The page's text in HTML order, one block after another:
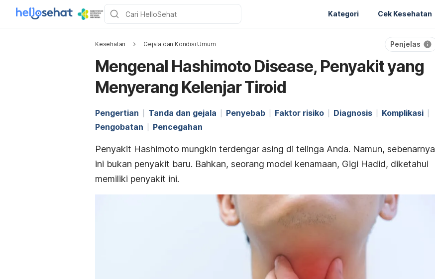
Kategori Cek Kesehatan
Kesehatan Gejala dan Kondisi Umum Penjelas
Mengenal Hashimoto Disease, Penyakit yang
Menyerang Kelenjar Tiroid
Pengertian Tanda dan gejala Penyebab Faktor risiko Diagnosis
Komplikasi
Pengobatan
Pencegahan
Penyakit Hashimoto mungkin terdengar asing di telinga Anda. Namun, sebenarnya
ini bukan penyakit baru. Bahkan, seorang model kenamaan, Gigi Hadid, diketahui
memiliki penyakit ini.